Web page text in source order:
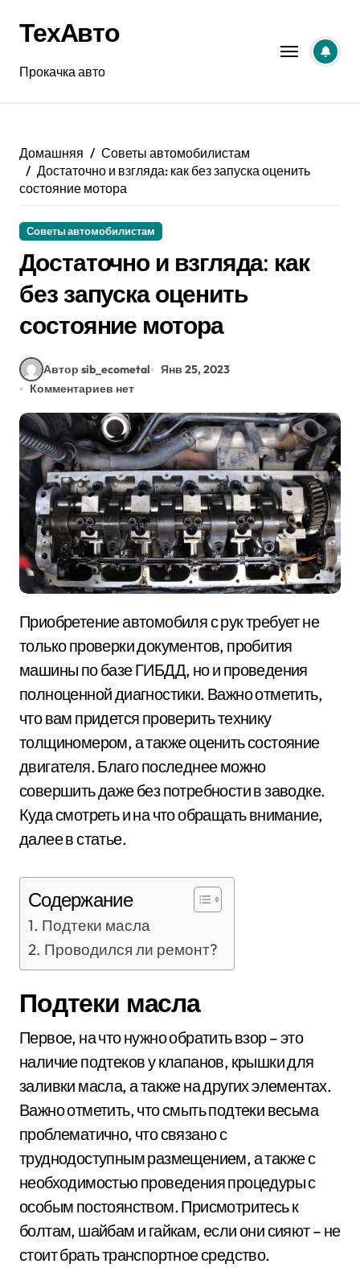
содержанию
ТехАвто
Прокачка авто
Домашняя
Советы автомобилистам
Достаточно и взгляда: как без запуска оценить
состояние мотора
Советы автомобилистам
Достаточно и взгляда: как
без запуска оценить
состояние мотора
Автор sib_ecometal
Янв 25, 2023
Комментариев нет
Приобретение автомобиля с рук требует не
только проверки документов, пробития
машины по базе ГИБДД, но и проведения
полноценной диагностики. Важно отметить,
что вам придется проверить технику
толщиномером, а также оценить состояние
двигателя. Благо последнее можно
совершить даже без потребности в заводке.
Куда смотреть и на что обращать внимание,
далее в статье.
Содержание
Подтеки масла
Проводился ли ремонт?
Подтеки масла
Первое, на что нужно обратить взор – это
наличие подтеков у клапанов, крышки для
заливки масла, а также на других элементах.
Важно отметить, что смыть подтеки весьма
проблематично, что связано с
труднодоступным размещением, а также с
необходимостью проведения процедуры с
особым постоянством. Присмотритесь к
болтам, шайбам и гайкам, если они сияют – не
стоит брать транспортное средство.